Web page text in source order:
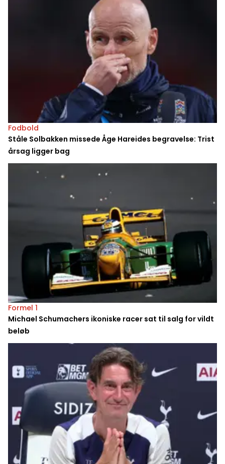
Fodbold
Ståle Solbakken missede Åge Hareides begravelse: Trist
årsag ligger bag
Formel 1
Michael Schumachers ikoniske racer sat til salg for vildt
beløb